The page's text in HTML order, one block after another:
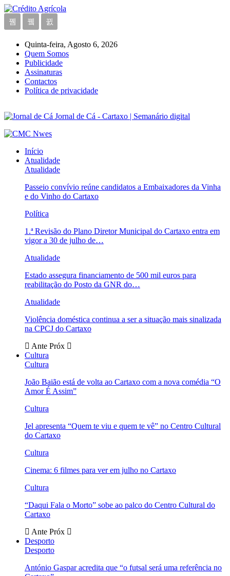
Quinta-feira, Agosto 6, 2026
Quem Somos
Publicidade
Assinaturas
Contactos
Política de privacidade
Jornal de Cá - Cartaxo | Semanário digital
Início
Atualidade
Atualidade
Passeio convívio reúne candidatos a Embaixadores da Vinha
e do Vinho do Cartaxo
Política
1.ª Revisão do Plano Diretor Municipal do Cartaxo entra em
vigor a 30 de julho de…
Atualidade
Estado assegura financiamento de 500 mil euros para
reabilitação do Posto da GNR do…
Atualidade
Violência doméstica continua a ser a situação mais sinalizada
na CPCJ do Cartaxo
Ante Próx
Cultura
Cultura
João Baião está de volta ao Cartaxo com a nova comédia “O
Amor É Assim”
Cultura
Jel apresenta “Quem te viu e quem te vê” no Centro Cultural
do Cartaxo
Cultura
Cinema: 6 filmes para ver em julho no Cartaxo
Cultura
“Daqui Fala o Morto” sobe ao palco do Centro Cultural do
Cartaxo
Ante Próx
Desporto
Desporto
António Gaspar acredita que “o futsal será uma referência no